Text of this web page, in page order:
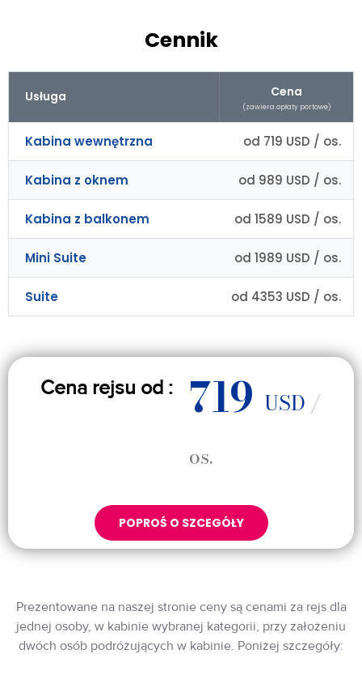
Cennik
Usługa Cena
(zawiera opłaty portowe)
Kabina wewnętrzna od 719 USD / os.
Kabina z oknem od 989 USD / os.
Kabina z balkonem od 1589 USD / os.
Mini Suite od 1989 USD / os.
Suite od 4353 USD / os.
Cena rejsu od : 719 USD /
os.
POPROŚ O SZCEGÓŁY
Prezentowane na naszej stronie ceny są cenami za rejs dla
jednej osoby, w kabinie wybranej kategorii, przy założeniu
dwóch osób podróżujących w kabinie. Poniżej szczegóły: